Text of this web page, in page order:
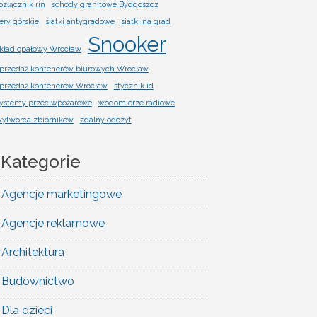
rin
schody granitowe Bydgoszcz
górskie
siatki antygradowe siatki na grad
opałowy Wrocław Snooker
kontenerów biurowych Wrocław
kontenerów Wrocław
stycznik id
przeciwpożarowe
wodomierze radiowe
zbiorników
zdalny odczyt
Kategorie
Agencje marketingowe
Agencje reklamowe
Architektura
Budownictwo
Dla dzieci